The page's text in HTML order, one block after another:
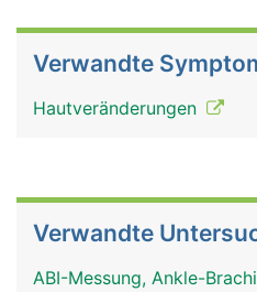
Verwandte
Hautveränderungen
Verwandte
ABI-Messung, Ankle-